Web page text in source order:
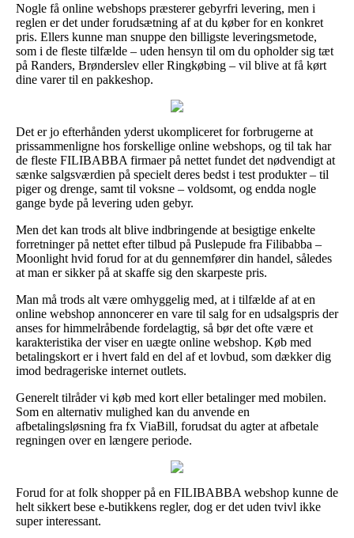
Nogle få online webshops præsterer gebyrfri levering, men i
reglen er det under forudsætning af at du køber for en konkret
pris. Ellers kunne man snuppe den billigste leveringsmetode,
som i de fleste tilfælde – uden hensyn til om du opholder sig tæt
på Randers, Brønderslev eller Ringkøbing – vil blive at få kørt
dine varer til en pakkeshop.
Det er jo efterhånden yderst ukompliceret for forbrugerne at
prissammenligne hos forskellige online webshops, og til tak har
de fleste FILIBABBA firmaer på nettet fundet det nødvendigt at
sænke salgsværdien på specielt deres bedst i test produkter – til
piger og drenge, samt til voksne – voldsomt, og endda nogle
gange byde på levering uden gebyr.
Men det kan trods alt blive indbringende at besigtige enkelte
forretninger på nettet efter tilbud på Puslepude fra Filibabba –
Moonlight hvid forud for at du gennemfører din handel, således
at man er sikker på at skaffe sig den skarpeste pris.
Man må trods alt være omhyggelig med, at i tilfælde af at en
online webshop annoncerer en vare til salg for en udsalgspris der
anses for himmelråbende fordelagtig, så bør det ofte være et
karakteristika der viser en uægte online webshop. Køb med
betalingskort er i hvert fald en del af et lovbud, som dækker dig
imod bedrageriske internet outlets.
Generelt tilråder vi køb med kort eller betalinger med mobilen.
Som en alternativ mulighed kan du anvende en
afbetalingsløsning fra fx ViaBill, forudsat du agter at afbetale
regningen over en længere periode.
Forud for at folk shopper på en FILIBABBA webshop kunne de
helt sikkert bese e-butikkens regler, dog er det uden tvivl ikke
super interessant.